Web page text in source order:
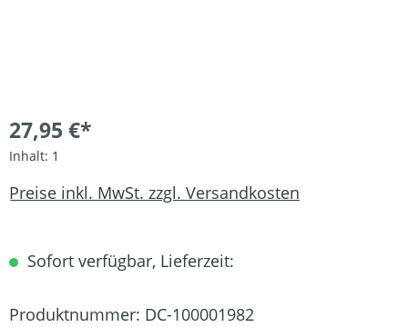
27,95 €*
Inhalt: 1
Preise inkl. MwSt. zzgl. Versandkosten
Sofort verfügbar, Lieferzeit:
Produktnummer: DC-100001982